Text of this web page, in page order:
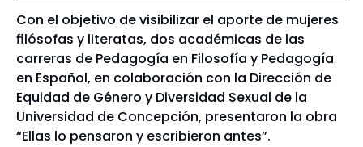
Con el objetivo de visibilizar el aporte de mujeres
filósofas y literatas, dos académicas de las
carreras de Pedagogía en Filosofía y Pedagogía
en Español, en colaboración con la Dirección de
Equidad de Género y Diversidad Sexual de la
Universidad de Concepción, presentaron la obra
“Ellas lo pensaron y escribieron antes”.